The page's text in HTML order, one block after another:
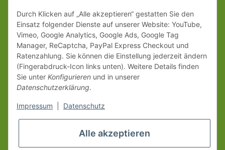
Durch Klicken auf „Alle akzeptieren“ gestatten Sie den
Einsatz folgender Dienste auf unserer Website: YouTube,
Vimeo, Google Analytics, Google Ads, Google Tag
Manager, ReCaptcha, PayPal Express Checkout und
Ratenzahlung. Sie können die Einstellung jederzeit ändern
(Fingerabdruck-Icon links unten). Weitere Details finden
Sie unter Konfigurieren und in unserer
Datenschutzerklärung.
Impressum Datenschutz
Alle akzeptieren